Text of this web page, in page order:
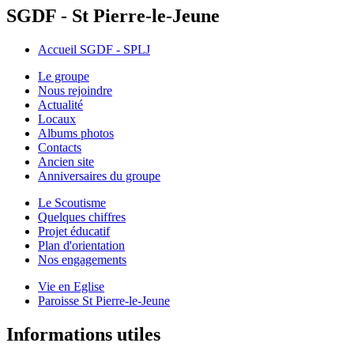
SGDF - St Pierre-le-Jeune
Accueil SGDF - SPLJ
Le groupe
Nous rejoindre
Actualité
Locaux
Albums photos
Contacts
Ancien site
Anniversaires du groupe
Le Scoutisme
Quelques chiffres
Projet éducatif
Plan d'orientation
Nos engagements
Vie en Eglise
Paroisse St Pierre-le-Jeune
Informations utiles